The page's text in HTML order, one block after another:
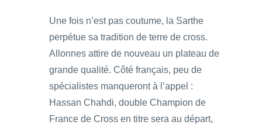
Une fois n’est pas coutume, la Sarthe
perpétue sa tradition de terre de cross.
Allonnes attire de nouveau un plateau de
grande qualité. Côté français, peu de
spécialistes manqueront à l’appel :
Hassan Chahdi, double Champion de
France de Cross en titre sera au départ,